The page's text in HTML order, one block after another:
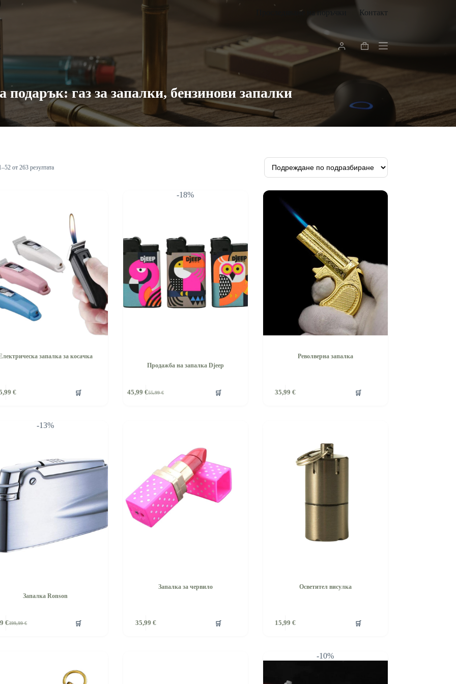
Проследяване на поръчки Контакт
Shopping
cart
подарък: газ за запалки, бензинови запалки
от 263 резултата
запалка за косачка
€ 🛒
-18%
Продажба на запалка Djeep
55,99€
Original
45,99€
Текущата
🛒
Револверна запалка
35,99€ 🛒
-13%
Запалка Ronson
399,99€
Original
€
Текущата
🛒
Запалка за червило
35,99 € 🛒
Осветител висулка
15,99€ 🛒
-10%